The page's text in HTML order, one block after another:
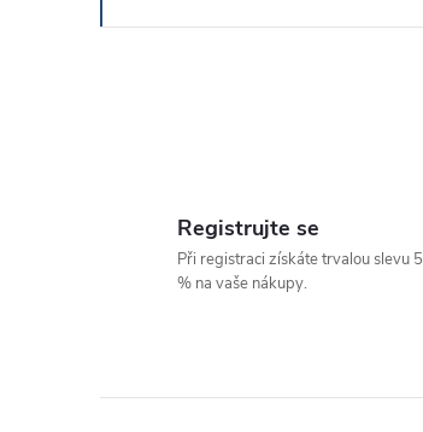
Registrujte se
Při registraci získáte trvalou slevu 5
% na vaše nákupy.